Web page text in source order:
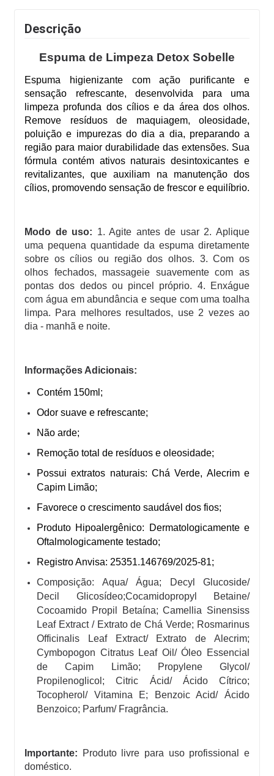
Descrição
Espuma de Limpeza Detox Sobelle
Espuma higienizante com ação purificante e
sensação refrescante, desenvolvida para uma
limpeza profunda dos cílios e da área dos olhos.
Remove resíduos de maquiagem, oleosidade,
poluição e impurezas do dia a dia, preparando a
região para maior durabilidade das extensões. Sua
fórmula contém ativos naturais desintoxicantes e
revitalizantes, que auxiliam na manutenção dos
cílios, promovendo sensação de frescor e equilíbrio.
Modo de uso: 1. Agite antes de usar 2. Aplique
uma pequena quantidade da espuma diretamente
sobre os cílios ou região dos olhos. 3. Com os
olhos fechados, massageie suavemente com as
pontas dos dedos ou pincel próprio. 4. Enxágue
com água em abundância e seque com uma toalha
limpa. Para melhores resultados, use 2 vezes ao
dia - manhã e noite.
Informações Adicionais:
Contém 150ml;
Odor suave e refrescante;
Não arde;
Remoção total de resíduos e oleosidade;
Possui extratos naturais: Chá Verde, Alecrim e
Capim Limão;
Favorece o crescimento saudável dos fios;
Produto Hipoalergênico: Dermatologicamente e
Oftalmologicamente testado;
Registro Anvisa: 25351.146769/2025-81;
Composição: Aqua/ Água; Decyl Glucoside/
Decil Glicosídeo;Cocamidopropyl Betaine/
Cocoamido Propil Betaína; Camellia Sinensiss
Leaf Extract / Extrato de Chá Verde; Rosmarinus
Officinalis Leaf Extract/ Extrato de Alecrim;
Cymbopogon Citratus Leaf Oil/ Óleo Essencial
de Capim Limão; Propylene Glycol/
Propilenoglicol; Citric Ácid/ Ácido Cítrico;
Tocopherol/ Vitamina E; Benzoic Acid/ Ácido
Benzoico; Parfum/ Fragrância.
Importante:
Produto livre para uso profissional e
doméstico.